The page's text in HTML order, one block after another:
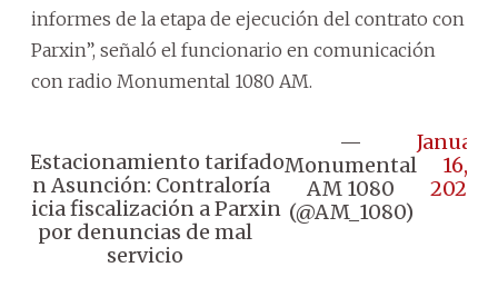
informes de la etapa de ejecución del contrato con
Parxin”, señaló el funcionario en comunicación
con radio Monumental 1080 AM.
🔸 Estacionamiento tarifado
en Asunción: Contraloría
inicia fiscalización a Parxin
por denuncias de mal
servicio
—
Monumental
AM 1080
(@AM_1080)
January
16,
2024